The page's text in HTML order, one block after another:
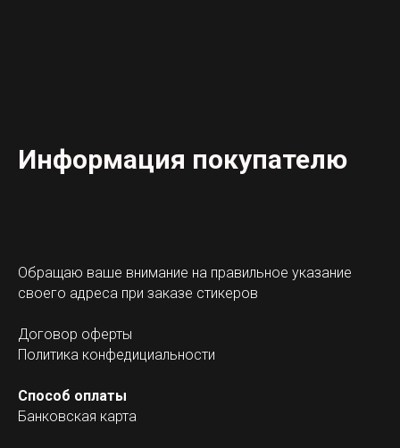
Информация покупателю
Обращаю ваше внимание на правильное указание
своего адреса при заказе стикеров
Договор оферты
Политика конфедициальности
Способ оплаты
Банковская карта